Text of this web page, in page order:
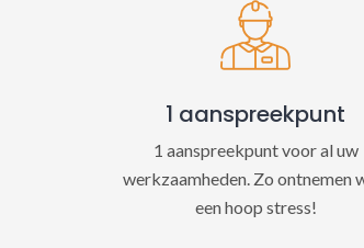
1 aanspreekpunt
1 aanspreekpunt voor al uw
werkzaamheden. Zo ontnemen
een hoop stress!